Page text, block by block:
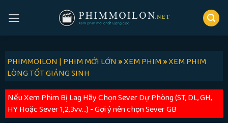
PHIMMOILON | PHIM MỚI LỚN»XEM PHIM»XEM PHIM
LÒNG TỐT GIÁNG SINH
Nếu Xem Phim Bị Lag Hãy Chọn Sever Dự Phòng (ST, DL, GH,
HY Hoặc Sever 1,2,3vv...) - Gợi ý nên chọn Sever GB